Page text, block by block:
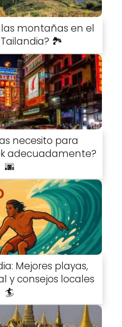
montañas en el
🏞️
necesito para
adecuadamente?
🌆
Mejores playas,
y consejos locales
🏄